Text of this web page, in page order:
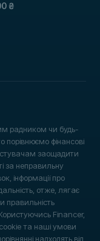
₴
радником чи будь-
фінансові
заощадити
за неправильну
інформації про
отже, лягає
правильність
Financer,
та наші умови
надходять від